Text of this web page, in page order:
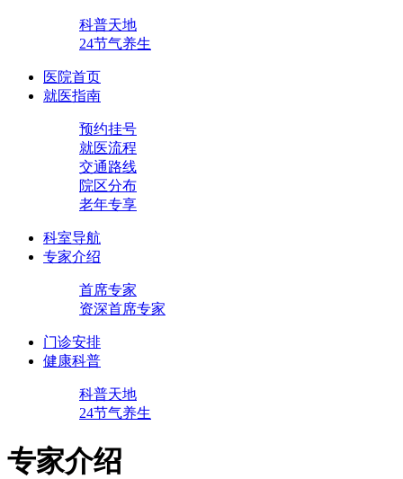
科普天地
24节气养生
医院首页
就医指南
预约挂号
就医流程
交通路线
院区分布
老年专享
科室导航
专家介绍
首席专家
资深首席专家
门诊安排
健康科普
科普天地
24节气养生
专家介绍